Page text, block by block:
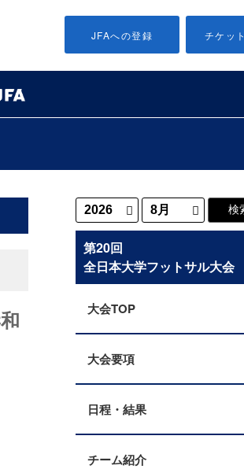
JFAへの登録 チケッ
第20回
全日本大学フットサル大会
大会TOP
大会要項
日程・結果
チーム紹介